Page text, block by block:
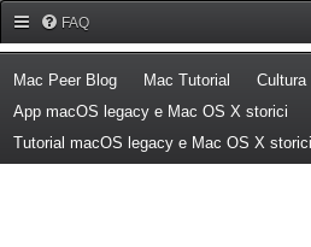
FAQ
Mac Peer Blog(Opens a new tab)
Mac Tutorial (Opens a
Cultura
App macOS legacy e Mac OS X storici
Tutorial macOS legacy e Mac OS X storici